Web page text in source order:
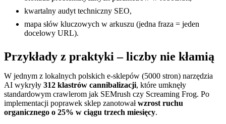
kwartalny audyt techniczny SEO,
mapa słów kluczowych w arkuszu (jedna fraza = jeden
docelowy URL).
Przykłady z praktyki – liczby nie kłamią
W jednym z lokalnych polskich e-sklepów (5000 stron) narzędzia
AI wykryły 312 klastrów cannibalizacji, które umknęły
standardowym crawlerom jak SEMrush czy Screaming Frog. Po
implementacji poprawek sklep zanotowałwzrost ruchu
organicznego o 25% w ciągu trzech miesięcy.